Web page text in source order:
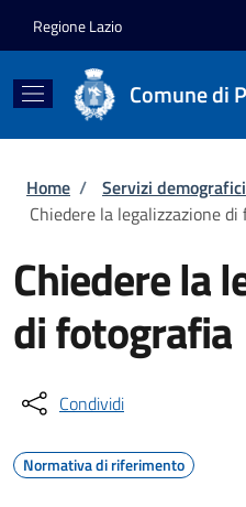
Regione Lazio
Comune di
Briciole di
Home / Servizi demografici
Chiedere la legalizzazione
Chiedere la
di fotografia
Condividi
Normativa di riferimento